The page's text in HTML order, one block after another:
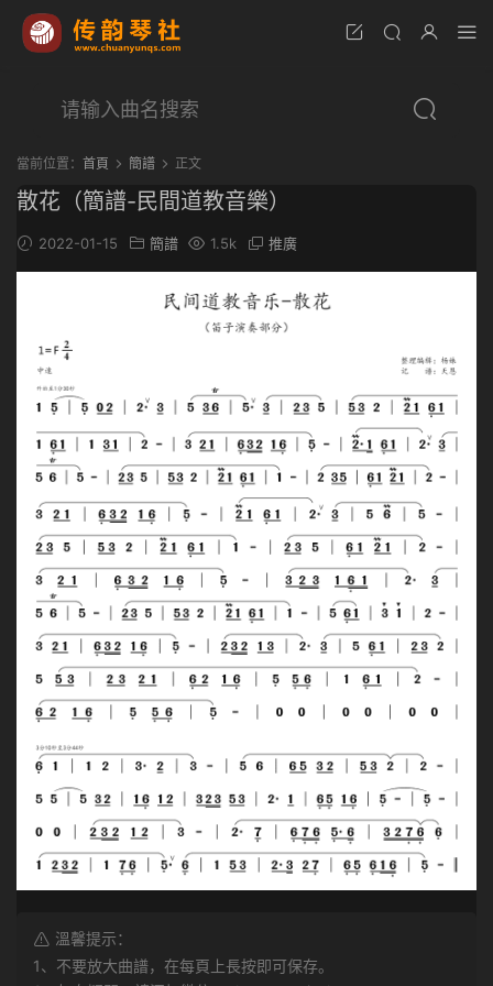
當前位置： 首頁 簡譜 正文
散花（簡譜-民間道教音樂）
2022-01-15 簡譜 1.5k 推廣
溫馨提示：
1、不要放大曲譜，在每頁上長按即可保存。